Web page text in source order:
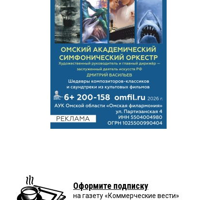
Оформите подписку
на газету «Коммерческие вести»